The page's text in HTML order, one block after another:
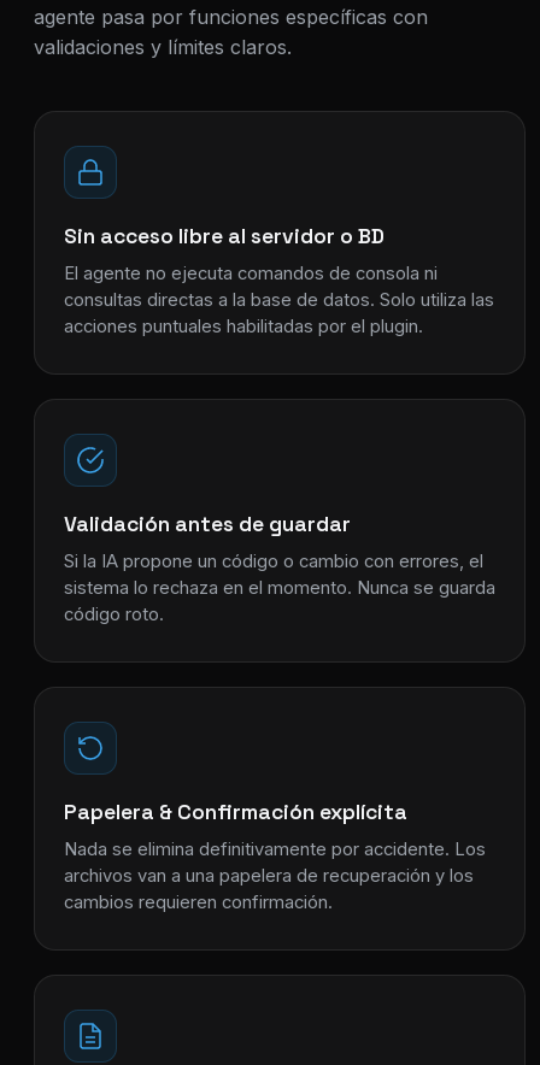
agente pasa por funciones específicas con
validaciones y límites claros.
Sin acceso libre al servidor o BD
El agente no ejecuta comandos de consola ni
consultas directas a la base de datos. Solo utiliza las
acciones puntuales habilitadas por el plugin.
Validación antes de guardar
Si la IA propone un código o cambio con errores, el
sistema lo rechaza en el momento. Nunca se guarda
código roto.
Papelera & Confirmación explícita
Nada se elimina definitivamente por accidente. Los
archivos van a una papelera de recuperación y los
cambios requieren confirmación.